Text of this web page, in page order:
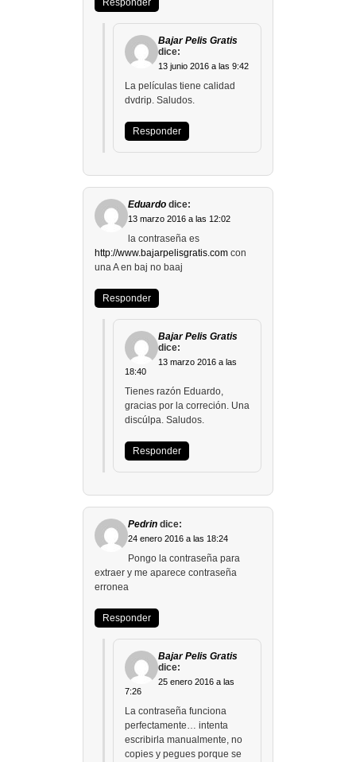
Responder
Bajar Pelis Gratis
dice:
13 junio 2016 a las 9:42
La películas tiene calidad
dvdrip. Saludos.
Responder
Eduardo dice:
13 marzo 2016 a las 12:02
la contraseña es
http://www.bajarpelisgratis.com con
una A en baj no baaj
Responder
Bajar Pelis Gratis
dice:
13 marzo 2016 a las
18:40
Tienes razón Eduardo,
gracias por la correción. Una
discúlpa. Saludos.
Responder
Pedrin dice:
24 enero 2016 a las 18:24
Pongo la contraseña para
extraer y me aparece contraseña
erronea
Responder
Bajar Pelis Gratis
dice:
25 enero 2016 a las
7:26
La contraseña funciona
perfectamente… intenta
escribirla manualmente, no
copies y pegues porque se